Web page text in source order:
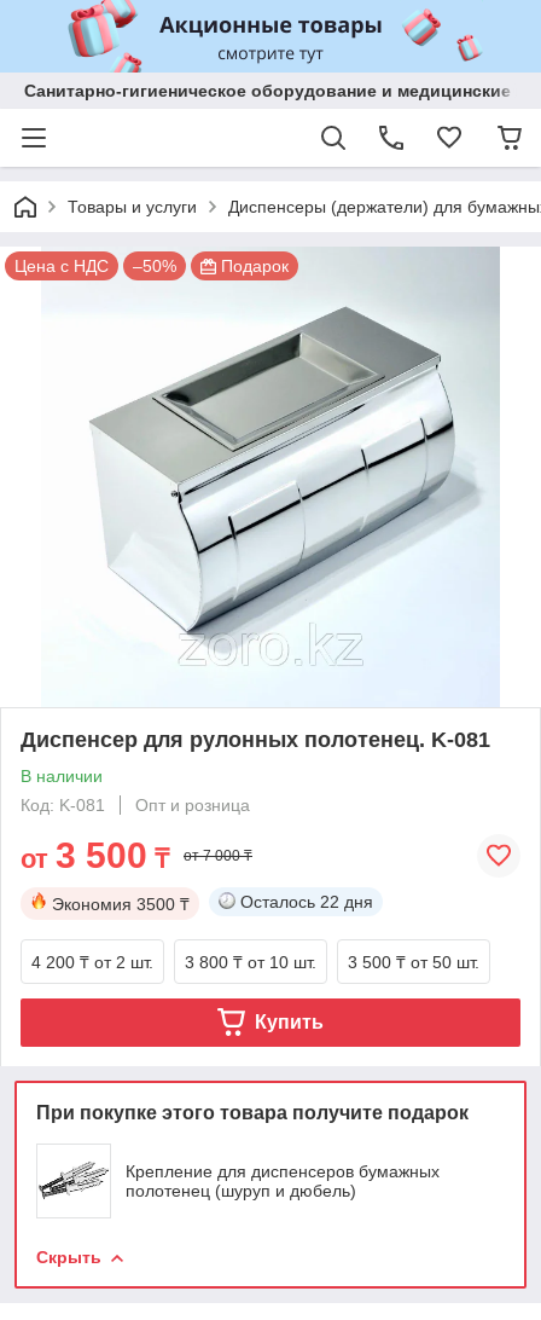
Санитарно-гигиеническое оборудование и медицинские
Товары и услуги Диспенсеры (держатели) для
Цена с НДС –50% Подарок
Диспенсер для рулонных полотенец. K-081
В наличии
Код: K-081
Опт и розница
от 3 500 ₸ от 7 000 ₸
Экономия 3500 ₸ Осталось 22 дня
4 200 ₸ от 2 шт. 3 800 ₸ от 10 шт. 3 500 ₸ от 50 шт.
Купить
При покупке этого товара получите подарок
Крепление для диспенсеров бумажных
полотенец (шуруп и дюбель)
Скрыть